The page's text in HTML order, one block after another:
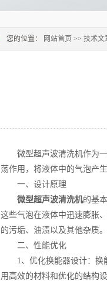
您的位置： 网站首页 >> 技术文
微型超声波清洗机作为一
荡作用，将液体中的气泡产
一、设计原理
微型超声波清洗机的基
这些气泡在液体中迅速膨胀
的污垢、油渍以及其他杂质
二、性能优化
1、优化换能器设计：换能
用高效的材料和优化的结构